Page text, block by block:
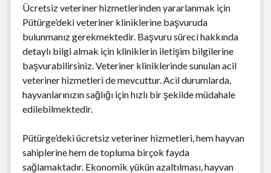
Ücretsiz veteriner hizmetlerinden yararlanmak için
Pütürge’deki veteriner kliniklerine başvuruda
bulunmanız gerekmektedir. Başvuru süreci hakkında
detaylı bilgi almak için kliniklerin iletişim bilgilerine
başvurabilirsiniz. Veteriner kliniklerinde sunulan acil
veteriner hizmetleri de mevcuttur. Acil durumlarda,
hayvanlarınızın sağlığı için hızlı bir şekilde müdahale
edilebilmektedir.
Pütürge’deki ücretsiz veteriner hizmetleri, hem hayvan
sahiplerine hem de topluma birçok fayda
sağlamaktadır. Ekonomik yükün azaltılması, hayvan